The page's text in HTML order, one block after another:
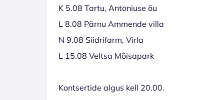
K 5.08 Tartu, Antoniuse õu
L 8.08 Pärnu Ammende villa
N 9.08 Siidrifarm, Virla
L 15.08 Veltsa Mõisapark
Kontsertide algus kell 20.00.